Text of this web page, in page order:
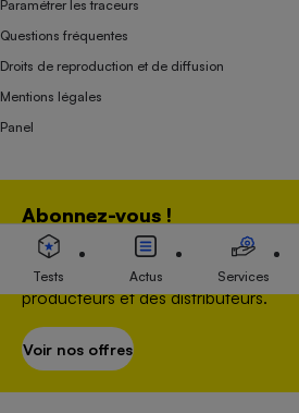
Abonnez-vous !
Bénéficiez d'une expertise unique
une association 100 %
producteurs et des distributeurs.
Voir nos offres
Paramétrer les traceurs
Questions fréquentes
Droits de reproduction et de diffusion
Mentions légales
Panel
Association indépendante de l’État, des
distributeurs depuis 1951.
Tests Actus Services